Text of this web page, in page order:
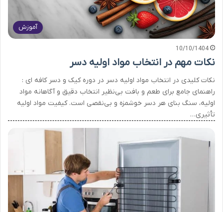
آموزش
10/10/1404
نکات مهم در انتخاب مواد اولیه دسر
نکات کلیدی در انتخاب مواد اولیه دسر در دوره کیک و دسر کافه ای :
راهنمای جامع برای طعم و بافت بی‌نظیر انتخاب دقیق و آگاهانه مواد
اولیه، سنگ بنای هر دسر خوشمزه و بی‌نقصی است. کیفیت مواد اولیه
تأثیری…